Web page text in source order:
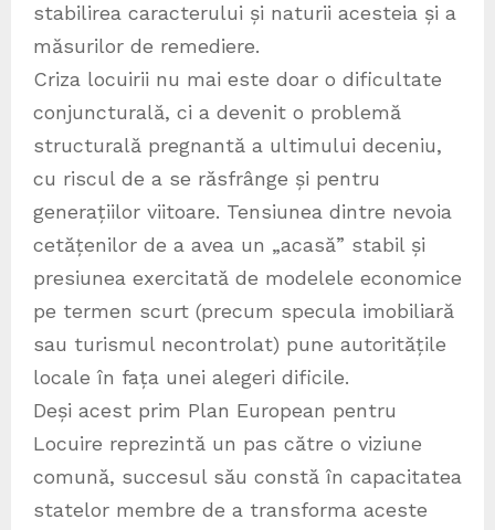
stabilirea caracterului și naturii acesteia și a
măsurilor de remediere.
Criza locuirii nu mai este doar o dificultate
conjuncturală, ci a devenit o problemă
structurală pregnantă a ultimului deceniu,
cu riscul de a se răsfrânge și pentru
generațiilor viitoare. Tensiunea dintre nevoia
cetățenilor de a avea un „acasă” stabil și
presiunea exercitată de modelele economice
pe termen scurt (precum specula imobiliară
sau turismul necontrolat) pune autoritățile
locale în fața unei alegeri dificile.
Deși acest prim Plan European pentru
Locuire reprezintă un pas către o viziune
comună, succesul său constă în capacitatea
statelor membre de a transforma aceste